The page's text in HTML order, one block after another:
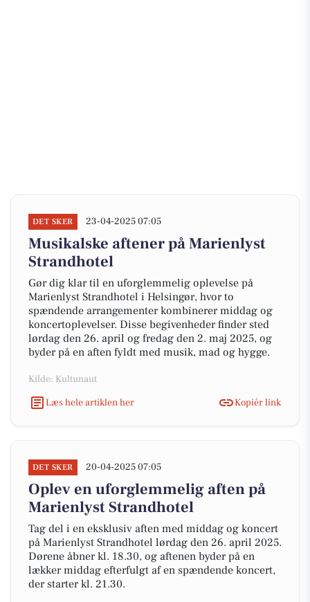
DET SKER 23-04-2025 07:05
Musikalske aftener på Marienlyst
Strandhotel
Gør dig klar til en uforglemmelig oplevelse på
Marienlyst Strandhotel i Helsingør, hvor to
spændende arrangementer kombinerer middag og
koncertoplevelser. Disse begivenheder finder sted
lørdag den 26. april og fredag den 2. maj 2025, og
byder på en aften fyldt med musik, mad og hygge.
Kilde: Kultunaut
Læs hele artiklen her
Kopiér link
DET SKER 20-04-2025 07:05
Oplev en uforglemmelig aften på
Marienlyst Strandhotel
Tag del i en eksklusiv aften med middag og koncert
på Marienlyst Strandhotel lørdag den 26. april 2025.
Dørene åbner kl. 18.30, og aftenen byder på en
lækker middag efterfulgt af en spændende koncert,
der starter kl. 21.30.